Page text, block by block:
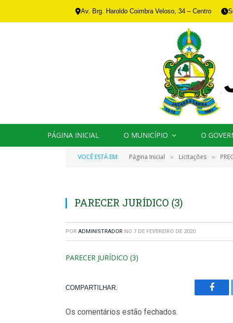
Av. Brg. Haroldo Coimbra Veloso, 34 – Centro
PÁGINA INICIAL O MUNICÍPIO O
VOCÊ ESTÁ EM: Página Inicial » Licitações »
PARECER JURÍDICO (3)
POR ADMINISTRADOR NO 7 DE FEVEREIRO DE 2020
PARECER JURÍDICO (3)
COMPARTILHAR.
Os comentários estão fechados.